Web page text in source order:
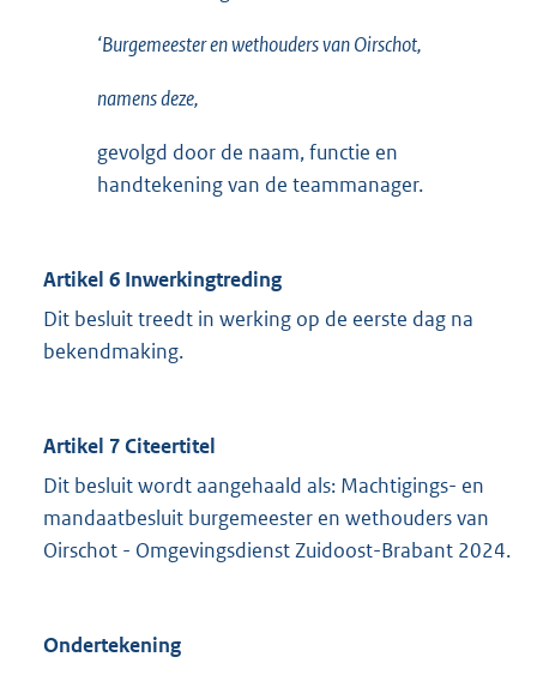
‘Burgemeester en wethouders van Oirschot,
namens deze,
gevolgd door de naam, functie en
handtekening van de teammanager.
Artikel 6 Inwerkingtreding
Dit besluit treedt in werking op de eerste dag na
bekendmaking.
Artikel 7 Citeertitel
Dit besluit wordt aangehaald als: Machtigings- en
mandaatbesluit burgemeester en wethouders van
Oirschot - Omgevingsdienst Zuidoost-Brabant 2024.
Ondertekening